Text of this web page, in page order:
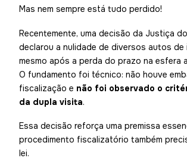
Mas nem sempre está tudo perdido!
Recentemente, uma decisão da Justiça
declarou a nulidade de diversos autos de
mesmo após a perda do prazo na esfera
O fundamento foi técnico: não houve
fiscalização e não foi observado o
da dupla visita.
Essa decisão reforça uma premissa
procedimento fiscalizatório também
lei.